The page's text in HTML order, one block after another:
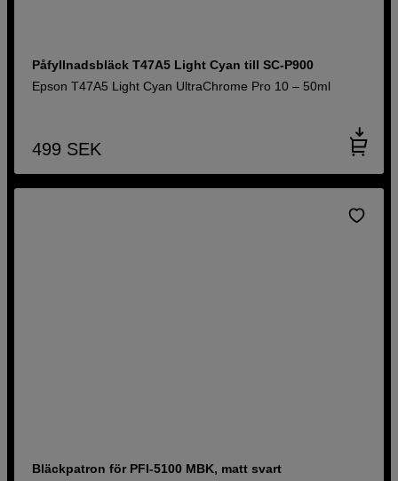
Påfyllnadsbläck T47A5 Light Cyan till SC-P900
Epson T47A5 Light Cyan UltraChrome Pro 10 – 50ml
499 SEK
Bläckpatron för PFI-5100 MBK, matt svart